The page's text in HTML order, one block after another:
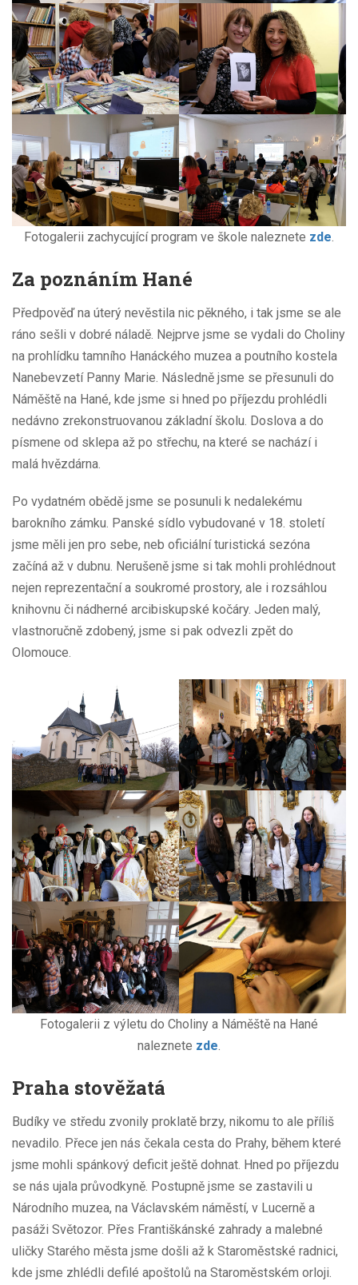
Fotogalerii zachycující program ve škole naleznete zde
Za poznáním Hané
Předpověď na úterý nevěstila nic pěkného, i tak jsme se ale
ráno sešli v dobré náladě. Nejprve jsme se vydali do Choliny
na prohlídku tamního Hanáckého muzea a poutního kostela
Nanebevzetí Panny Marie. Následně jsme se přesunuli do
Náměště na Hané, kde jsme si hned po příjezdu prohlédli
nedávno zrekonstruovanou základní školu. Doslova a do
písmene od sklepa až po střechu, na které se nachází i
malá hvězdárna.
Po vydatném obědě jsme se posunuli k nedalekému
barokního zámku. Panské sídlo vybudované v 18. století
jsme měli jen pro sebe, neb oficiální turistická sezóna
začíná až v dubnu. Nerušeně jsme si tak mohli prohlédnout
nejen reprezentační a soukromé prostory, ale i rozsáhlou
knihovnu či nádherné arcibiskupské kočáry. Jeden malý,
vlastnoručně zdobený, jsme si pak odvezli zpět do
Olomouce.
Fotogalerii z výletu do Choliny a Náměště na Hané
naleznete zde
Praha stověžatá
Budíky ve středu zvonily proklatě brzy, nikomu to ale příliš
nevadilo. Přece jen nás čekala cesta do Prahy, během které
jsme mohli spánkový deficit ještě dohnat. Hned po příjezdu
se nás ujala průvodkyně. Postupně jsme se zastavili u
Národního muzea, na Václavském náměstí, v Lucerně a
pasáži Světozor. Přes Františkánské zahrady a malebné
uličky Starého města jsme došli až k Staroměstské radnici,
kde jsme zhlédli defilé apoštolů na Staroměstském orloji.